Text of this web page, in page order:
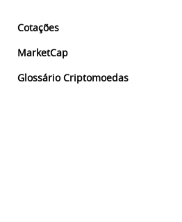
Cotações
MarketCap
Glossário Criptomoedas